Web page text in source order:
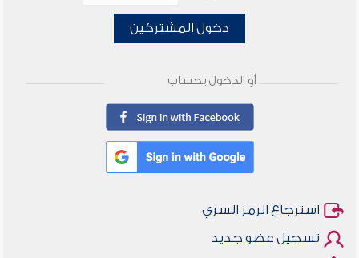
دخول المشتركين
أو الدخول بحساب
استرجاع الرمز السري
تسجيل عضو جديد